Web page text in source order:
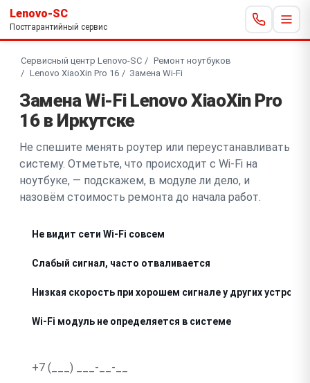
Lenovo-SC
Постгарантийный сервис
Сервисный центр Lenovo-SC
Ремонт ноутбуков
Lenovo XiaoXin Pro 16
Замена Wi-Fi
Замена Wi-Fi Lenovo XiaoXin Pro
16 в Иркутске
Не спешите менять роутер или переустанавливать
систему. Отметьте, что происходит с Wi-Fi на
ноутбуке, — подскажем, в модуле ли дело, и
назовём стоимость ремонта до начала работ.
Не видит сети Wi-Fi совсем
Слабый сигнал, часто отваливается
Низкая скорость при хорошем сигнале у других
Wi-Fi модуль не определяется в системе